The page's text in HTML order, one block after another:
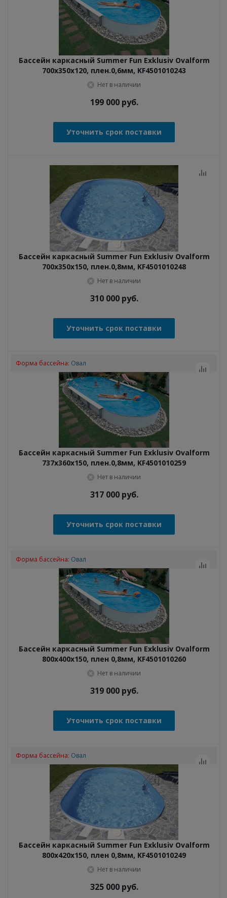
Бассейн каркасный Summer Fun Exklusiv Ovalform
700x350x120, плен.0,6мм, KF4501010243
Нет в наличии
199 000руб.
Уточнить срок поставки
Бассейн каркасный Summer Fun Exklusiv Ovalform
700x350x150, плен.0,8мм, KF4501010248
Нет в наличии
310 000руб.
Уточнить срок поставки
Бассейн каркасный Summer Fun Exklusiv Ovalform
737x360x150, плен.0,8мм, KF4501010259
Нет в наличии
Форма бассейна: Овал
317 000руб.
Уточнить срок поставки
Бассейн каркасный Summer Fun Exklusiv Ovalform
800x400x150, плен 0,8мм, KF4501010260
Нет в наличии
Форма бассейна: Овал
319 000руб.
Уточнить срок поставки
Бассейн каркасный Summer Fun Exklusiv Ovalform
800x420x150, плен 0,8мм, KF4501010249
Нет в наличии
Форма бассейна: Овал
325 000руб.